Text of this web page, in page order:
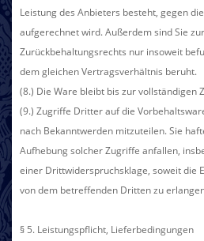
Leistung des Anbieters besteht, gegen
aufgerechnet wird. Außerdem sind Sie
Zurückbehaltungsrechts nur insoweit
dem gleichen Vertragsverhältnis beruht.
(8.) Die Ware bleibt bis zur vollständigen
(9.) Zugriffe Dritter auf die
nach Bekanntwerden mitzuteilen. Sie
Aufhebung solcher Zugriffe anfallen,
einer Drittwiderspruchsklage, soweit die
von dem betreffenden Dritten zu
§ 5. Leistungspflicht, Lieferbedingungen